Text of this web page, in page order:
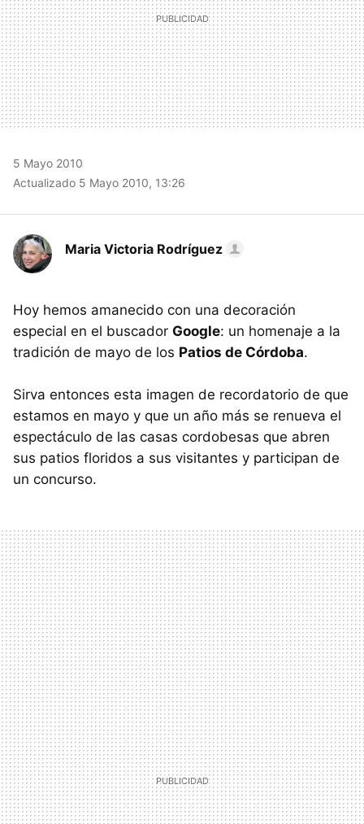
5 Mayo 2010
Actualizado 5 Mayo 2010, 13:26
Maria Victoria Rodríguez
Hoy hemos amanecido con una decoración
especial en el buscador Google: un homenaje a la
tradición de mayo de los Patios de Córdoba.
Sirva entonces esta imagen de recordatorio de que
estamos en mayo y que un año más se renueva el
espectáculo de las casas cordobesas que abren
sus patios floridos a sus visitantes y participan de
un concurso.